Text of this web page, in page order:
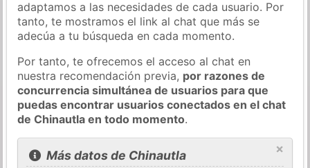
adaptamos a las necesidades de cada usuario. Por
tanto, te mostramos el link al chat que más se
adecúa a tu búsqueda en cada momento.
Por tanto, te ofrecemos el acceso al chat en
nuestra recomendación previa, por razones de
concurrencia simultánea de usuarios para que
puedas encontrar usuarios conectados en el chat
de Chinautla en todo momento.
×
Más datos de Chinautla